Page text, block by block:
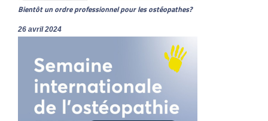
Bientôt un ordre professionnel pour les ostéopathes?
26 avril 2024